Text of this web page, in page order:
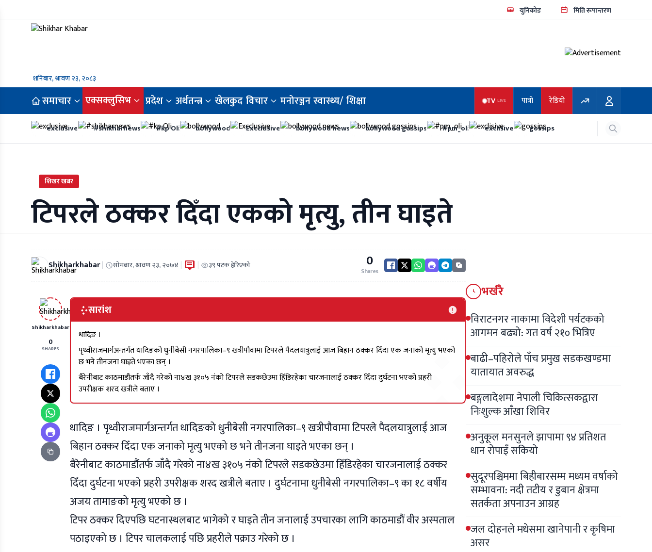
युनिकोड मिति रूपान्तरण
शनिबार, श्रावण २३, २०८३
समाचार एक्सक्लुसिभ प्रदेश अर्थतन्त्र खेलकुद विचार मनोरञ्जनस्वास्थ्य/शिक्षा TV LIVE पात्रो रेडियो
exclusive #shikharnews #kp Oli bollywood Excclusive bollywood news bollywood gossips #pm_oli exclisive gossips
शिखर खबर
टिपरले ठक्कर दिँदा एकको मृत्यु, तीन घाइते
Shikharkhabar| सोमबार, श्रावण २३, २०७४ | | ३९ पटक हेरिएको 0
Shares
Shikharkhabar
0
SHARES
सारांश
धादिङ ।
पृथ्वीराजमार्गअन्तर्गत धादिङको धुनीबेसी नगरपालिका–९ खत्रीपौवामा टिपरले पैदलयात्रुलाई आज बिहान ठक्कर दिँदा एक जनाको मृत्यु भएको
छ भने तीनजना घाइते भएका छन् ।
बैरेनीबाट काठमाडौंतर्फ जाँदै गरेको ना४ख ३१०५ नंको टिपरले सडकछेउमा हिँडिरहेका चारजनालाई ठक्कर दिँदा दुर्घटना भएको प्रहरी
उपरीक्षक शरद खत्रीले बताए ।
धादिङ । पृथ्वीराजमार्गअन्तर्गत धादिङको धुनीबेसी नगरपालिका–९ खत्रीपौवामा टिपरले पैदलयात्रुलाई आज
बिहान ठक्कर दिँदा एक जनाको मृत्यु भएको छ भने तीनजना घाइते भएका छन् ।
बैरेनीबाट काठमाडौंतर्फ जाँदै गरेको ना४ख ३१०५ नंको टिपरले सडकछेउमा हिँडिरहेका चारजनालाई ठक्कर
दिँदा दुर्घटना भएको प्रहरी उपरीक्षक शरद खत्रीले बताए । दुर्घटनामा धुनीबेसी नगरपालिका–९ का १८ वर्षीय
अजय तामाङको मृत्यु भएको छ ।
टिपर ठक्कर दिएपछि घटनास्थलबाट भागेको र घाइते तीन जनालाई उपचारका लागि काठमाडौं वीर अस्पताल
पठाइएको छ । टिपर चालकलाई पछि प्रहरीले पक्राउ गरेको छ ।
भर्खरै
विराटनगर नाकामा विदेशी पर्यटकको
आगमन बढ्यो: गत वर्ष २१० भित्रिए
बाढी–पहिरोले पाँच प्रमुख सडकखण्डमा
यातायात अवरुद्ध
बङ्गलादेशमा नेपाली चिकित्सकद्वारा
निःशुल्क आँखा शिविर
अनुकूल मनसुनले झापामा ९४ प्रतिशत
धान रोपाइँ सकियो
सुदूरपश्चिममा बिहीबारसम्म मध्यम वर्षाको
सम्भावना: नदी तटीय र डुबान क्षेत्रमा
सतर्कता अपनाउन आग्रह
जल दोहनले मधेसमा खानेपानी र कृषिमा
असर